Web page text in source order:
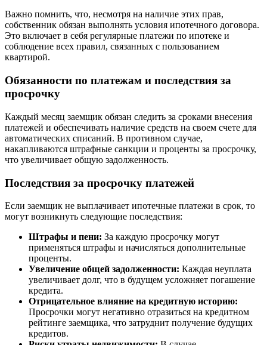
Важно помнить, что, несмотря на наличие этих прав,
собственник обязан выполнять условия ипотечного договора.
Это включает в себя регулярные платежи по ипотеке и
соблюдение всех правил, связанных с пользованием
квартирой.
Обязанности по платежам и последствия за
просрочку
Каждый месяц заемщик обязан следить за сроками внесения
платежей и обеспечивать наличие средств на своем счете для
автоматических списаний. В противном случае,
накапливаются штрафные санкции и проценты за просрочку,
что увеличивает общую задолженность.
Последствия за просрочку платежей
Если заемщик не выплачивает ипотечные платежи в срок, то
могут возникнуть следующие последствия:
Штрафы и пени: За каждую просрочку могут
применяться штрафы и начисляться дополнительные
проценты.
Увеличение общей задолженности: Каждая неуплата
увеличивает долг, что в будущем усложняет погашение
кредита.
Отрицательное влияние на кредитную историю:
Просрочки могут негативно отразиться на кредитном
рейтинге заемщика, что затруднит получение будущих
кредитов.